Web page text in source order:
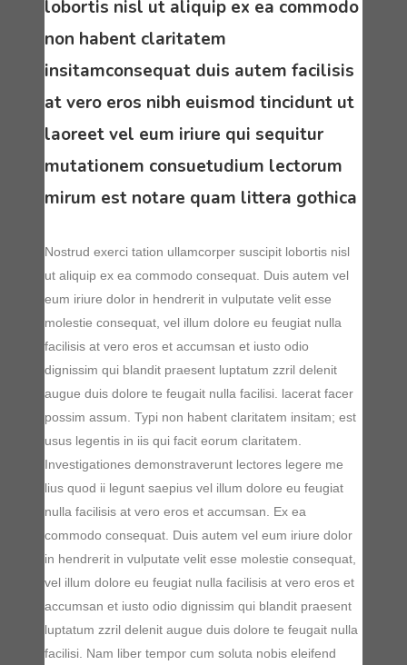
lobortis nisl ut aliquip ex ea commodo
non habent claritatem
insitamconsequat duis autem facilisis
at vero eros nibh euismod tincidunt ut
laoreet vel eum iriure qui sequitur
mutationem consuetudium lectorum
mirum est notare quam littera gothica
Nostrud exerci tation ullamcorper suscipit lobortis nisl
ut aliquip ex ea commodo consequat. Duis autem vel
eum iriure dolor in hendrerit in vulputate velit esse
molestie consequat, vel illum dolore eu feugiat nulla
facilisis at vero eros et accumsan et iusto odio
dignissim qui blandit praesent luptatum zzril delenit
augue duis dolore te feugait nulla facilisi. lacerat facer
possim assum. Typi non habent claritatem insitam; est
usus legentis in iis qui facit eorum claritatem.
Investigationes demonstraverunt lectores legere me
lius quod ii legunt saepius vel illum dolore eu feugiat
nulla facilisis at vero eros et accumsan. Ex ea
commodo consequat. Duis autem vel eum iriure dolor
in hendrerit in vulputate velit esse molestie consequat,
vel illum dolore eu feugiat nulla facilisis at vero eros et
accumsan et iusto odio dignissim qui blandit praesent
luptatum zzril delenit augue duis dolore te feugait nulla
facilisi. Nam liber tempor cum soluta nobis eleifend